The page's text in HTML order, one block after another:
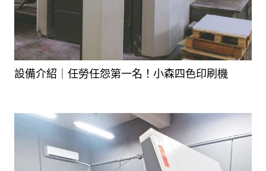
設備介紹｜任勞任怨第一名！小森四色印刷機